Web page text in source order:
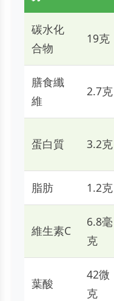
碳水化
合物
19克
膳食纖
維
2.7克
蛋白質 3.2克
脂肪 1.2克
維生素C
6.8毫
克
葉酸
42微
克